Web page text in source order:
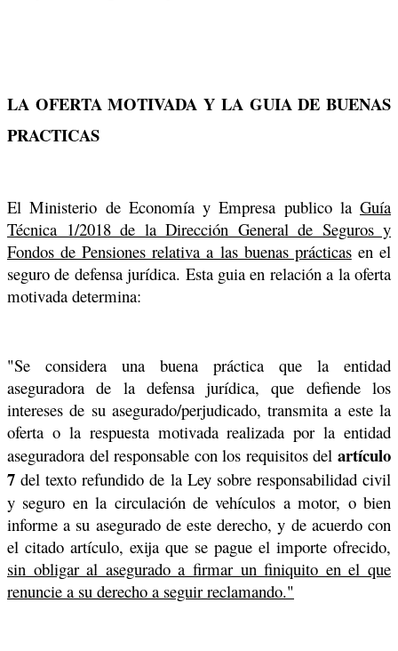
LA OFERTA MOTIVADA Y LA GUIA DE BUENAS
PRACTICAS
El Ministerio de Economía y Empresa publico la Guía
Técnica 1/2018 de la Dirección General de Seguros y
Fondos de Pensiones relativa a las buenas prácticasen el
seguro de defensa jurídica. Esta guia en relación a la oferta
motivada determina:
"Se considera una buena práctica que la entidad
aseguradora de la defensa jurídica, que defiende los
intereses de su asegurado/perjudicado, transmita a este la
oferta o la respuesta motivada realizada por la entidad
aseguradora del responsable con los requisitos del artículo
7 del texto refundido de la Ley sobre responsabilidad civil
y seguro en la circulación de vehículos a motor, o bien
informe a su asegurado de este derecho, y de acuerdo con
el citado artículo, exija que se pague el importe ofrecido,
sin obligar al asegurado a firmar un finiquito en el que
renuncie a su derecho a seguir reclamando."